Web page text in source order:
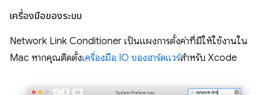
เครื่องมือของระบบ
Network Link Conditioner เป็นแผงการตั้งค่าที่มีให้ใช้งานใน
Mac หากคุณติดตั้งเครื่องมือ IO ของฮาร์ดแวร์สำหรับ Xcode